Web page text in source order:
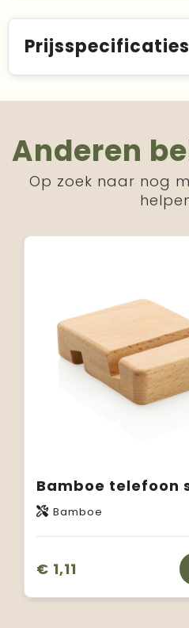
Prijsspecificaties
Anderen
Op zoek naar nog
Bamboe
€ 1,11